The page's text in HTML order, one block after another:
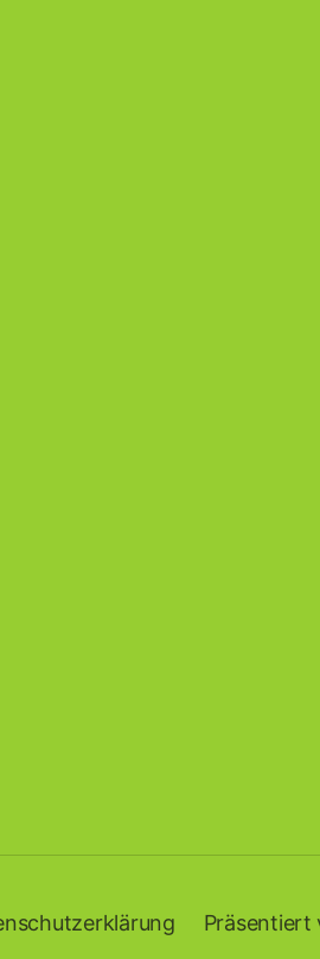
Präsentiert